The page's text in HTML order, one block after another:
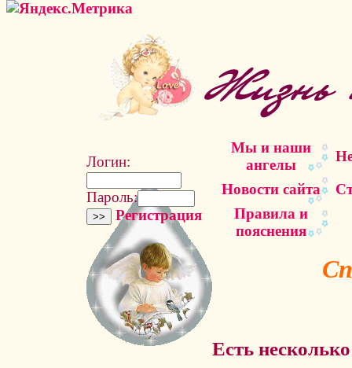
Логин:
Пароль:
Регистрация
Мы и наши
ангелы
Новости сайта
Правила и
пояснения
Есть